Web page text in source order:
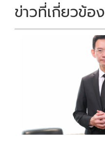
ข่าวที่เกี่ยวข้อง